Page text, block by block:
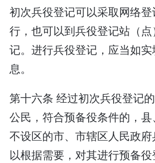
初次兵役登记可以采取网络
行，也可以到兵役登记站（
记。进行兵役登记，应当如
息。
第十六条 经过初次兵役登记
公民，符合预备役条件的，县
不设区的市、市辖区人民政
以根据需要，对其进行预备役